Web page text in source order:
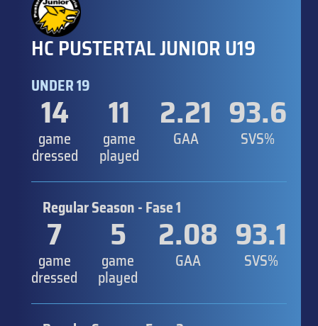
HC PUSTERTAL JUNIOR U19
UNDER 19
14
game
dressed
11
game
played
2.21
GAA
93.6
SVS%
Regular Season - Fase 1
7
game
dressed
5
game
played
2.08
GAA
93.1
SVS%